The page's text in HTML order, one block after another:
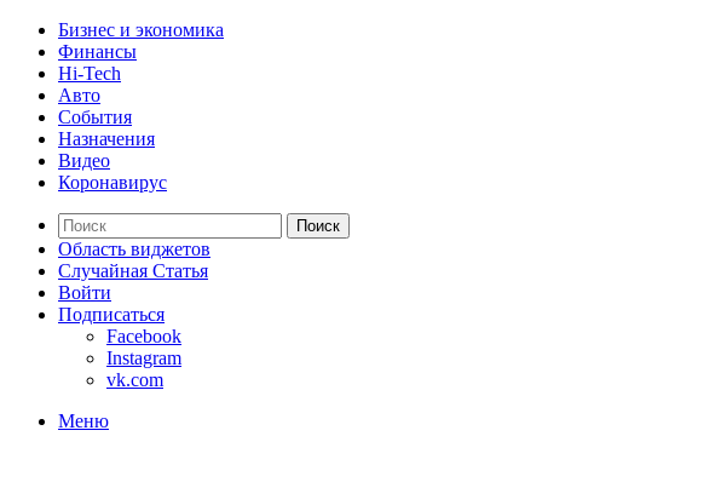
Бизнес и экономика
Финансы
Hi-Tech
Авто
События
Назначения
Видео
Коронавирус
Поиск
Область виджетов
Случайная Статья
Войти
Подписаться
Facebook
Instagram
vk.com
Меню